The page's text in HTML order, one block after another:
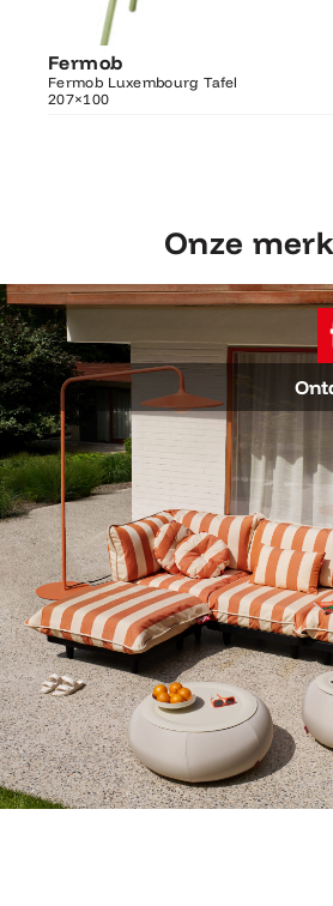
Fermob
Fermob Luxembourg Tafel
207×100Luxembourg Tafel
Onze